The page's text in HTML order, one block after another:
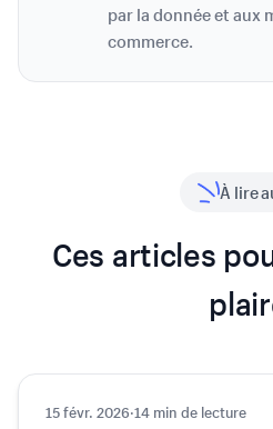
par la donnée et aux
commerce.
À lire
Ces articles
Design
15 févr. 2026·14 min de lecture